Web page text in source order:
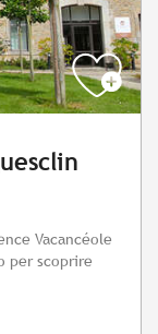
Vacancéole
per scoprire